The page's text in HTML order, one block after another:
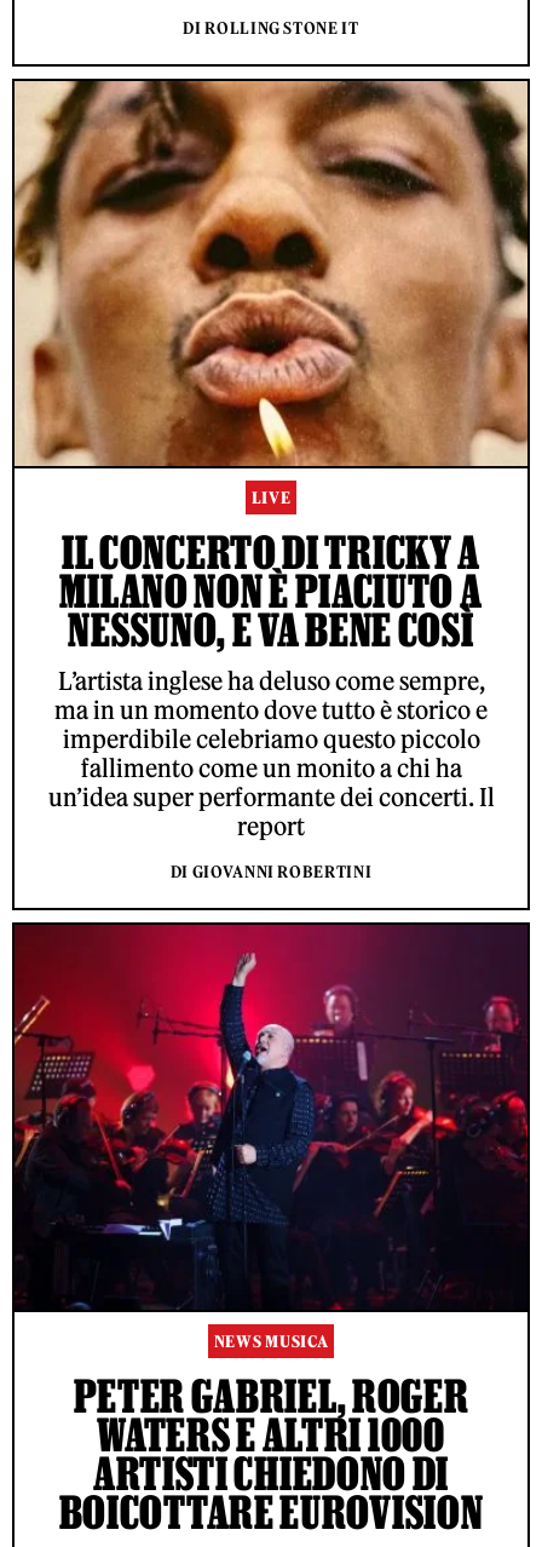
DI ROLLING STONE IT
LIVE
IL CONCERTO DI TRICKY A
MILANO NON È PIACIUTO A
NESSUNO, E VA BENE COSÌ
L’artista inglese ha deluso come sempre,
ma in un momento dove tutto è storico e
imperdibile celebriamo questo piccolo
fallimento come un monito a chi ha
un’idea super performante dei concerti. Il
report
DI GIOVANNI ROBERTINI
NEWS MUSICA
PETER GABRIEL, ROGER
WATERS E ALTRI 1000
ARTISTI CHIEDONO DI
BOICOTTARE EUROVISION